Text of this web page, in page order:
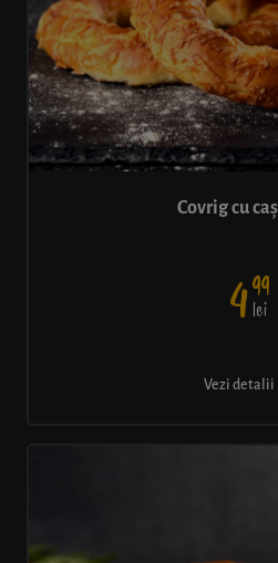
Covrig cu
499
lei
Vezi detalii